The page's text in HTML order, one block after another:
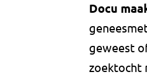
Docu
geweest
zoektocht